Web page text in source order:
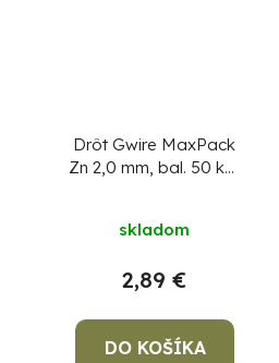
Drôt Gwire MaxPack
Zn 2,0 mm, bal. 50 kg,
50 kg!
skladom
2,89 €
DO KOŠÍKA